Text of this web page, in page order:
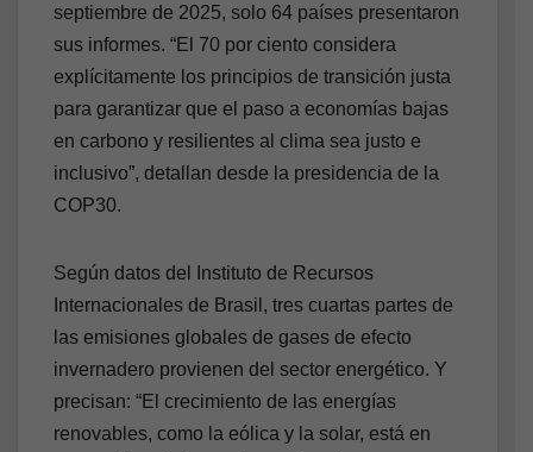
septiembre de 2025, solo 64 países presentaron
sus informes. “El 70 por ciento considera
explícitamente los principios de transición justa
para garantizar que el paso a economías bajas
en carbono y resilientes al clima sea justo e
inclusivo”, detallan desde la presidencia de la
COP30.
Según datos del Instituto de Recursos
Internacionales de Brasil, tres cuartas partes de
las emisiones globales de gases de efecto
invernadero provienen del sector energético. Y
precisan: “El crecimiento de las energías
renovables, como la eólica y la solar, está en